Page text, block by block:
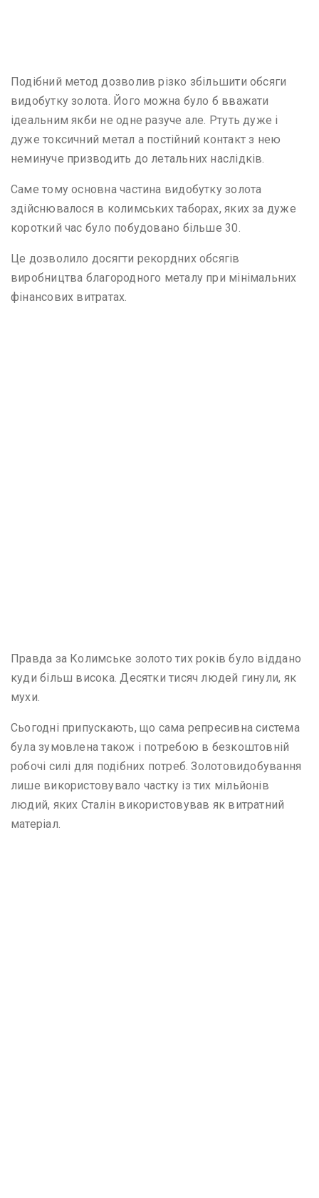
Подібний метод дозволив різко збільшити обсяги
видобутку золота. Його можна було б вважати
ідеальним якби не одне разуче але. Ртуть дуже і
дуже токсичний метал а постійний контакт з нею
неминуче призводить до летальних наслідків.
Саме тому основна частина видобутку золота
здійснювалося в колимських таборах, яких за дуже
короткий час було побудовано більше 30.
Це дозволило досягти рекордних обсягів
виробництва благородного металу при мінімальних
фінансових витратах.
Правда за Колимське золото тих років було віддано
куди більш висока. Десятки тисяч людей гинули, як
мухи.
Сьогодні припускають, що сама репресивна система
була зумовлена також і потребою в безкоштовній
робочі силі для подібних потреб. Золотовидобування
лише використовувало частку із тих мільйонів
людий, яких Сталін використовував як витратний
матеріал.